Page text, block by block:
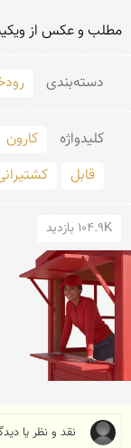
مطلب و عكس از
دسته‌بندی
کلید‌واژه کارون
قابل
104.9K بازدید